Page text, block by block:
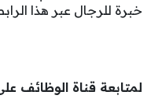
خبرة للرجال عبر هذا
لمتابعة قناة الوظائف